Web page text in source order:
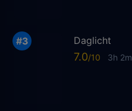
Daglicht
7.0 3h 2m